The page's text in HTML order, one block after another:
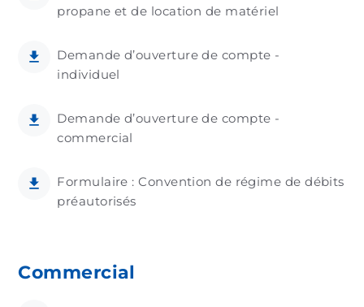
propane et de location de matériel
Demande d’ouverture de compte -
individuel
Demande d’ouverture de compte -
commercial
Formulaire : Convention de régime de débits
préautorisés
Commercial